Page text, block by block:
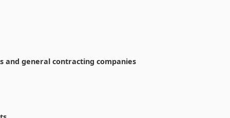
and general contracting companies